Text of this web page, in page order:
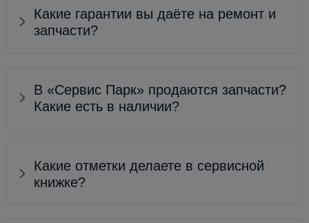
Какие гарантии вы даёте на ремонт и
запчасти?
В «Сервис Парк» продаются запчасти?
Какие есть в наличии?
Какие отметки делаете в сервисной
книжке?